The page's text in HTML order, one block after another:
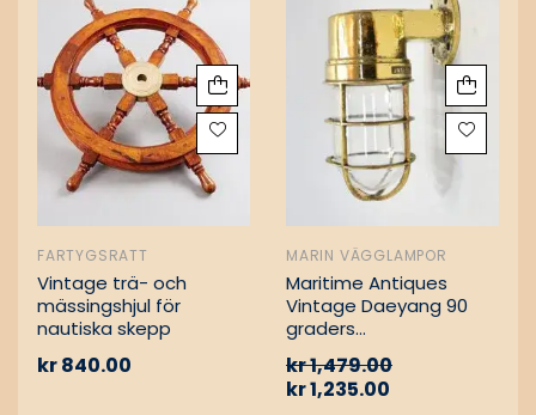
FARTYGSRATT
Vintage trä- och
mässingshjul för
nautiska skepp
kr840.00
MARIN VÄGGLAMPOR
Maritime Antiques
Vintage Daeyang 90
graders
kr1,479.00
kr1,235.00